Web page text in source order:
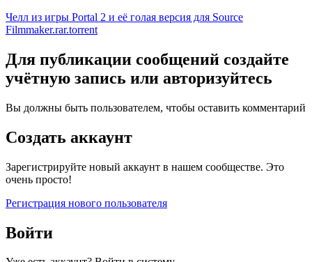
Челл из игры Portal 2 и её голая версия для Source
Filmmaker.rar.torrent
Для публикации сообщений создайте
учётную запись или авторизуйтесь
Вы должны быть пользователем, чтобы оставить комментарий
Создать аккаунт
Зарегистрируйте новый аккаунт в нашем сообществе. Это
очень просто!
Регистрация нового пользователя
Войти